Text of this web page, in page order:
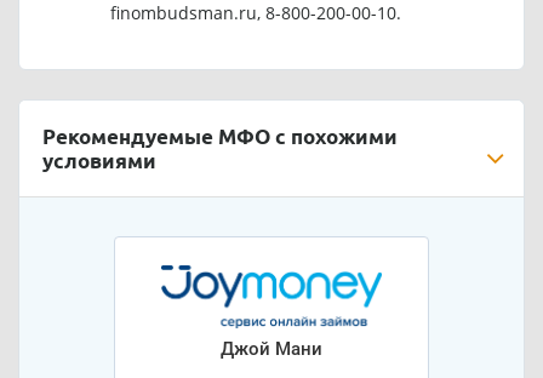
finombudsman.ru, 8-800-200-00-10.
Рекомендуемые МФО с похожими
условиями
Джой Мани